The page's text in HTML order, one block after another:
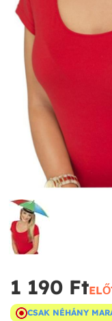
1 190 Ft‎
CSAK NÉHÁNY